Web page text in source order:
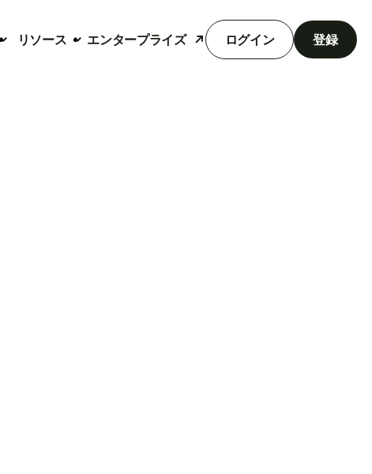
リソース エンタープライズ ログイン 登録